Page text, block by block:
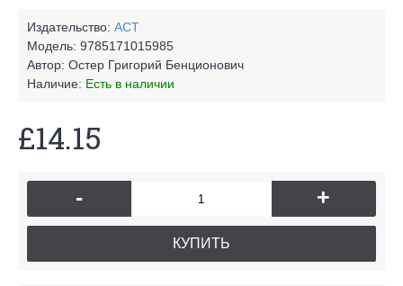
Издательство: АСТ
Модель: 9785171015985
Автор: Остер Григорий Бенционович
Наличие: Есть в наличии
£14.15
- +
КУПИТЬ